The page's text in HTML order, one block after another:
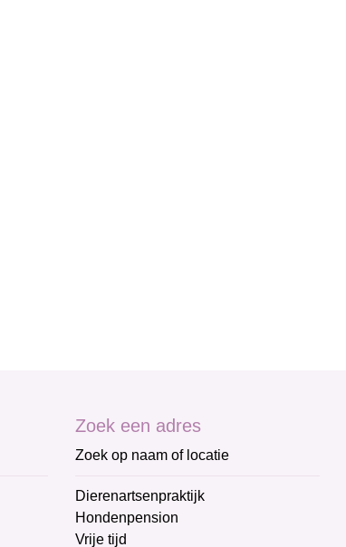
Zoek een adres
Zoek op naam of locatie
Dierenartsenpraktijk
Hondenpension
Vrije tijd